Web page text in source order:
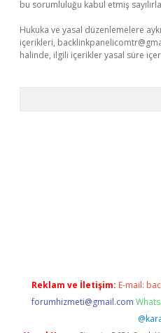
bu sorumluluğu kabul etmiş
Hukuka ve yasal düzenlemelere
içerikleri,
halinde, ilgili içerikler yasal süre
Reklam ve İletişim: E-mail:
forumhizmeti@gmail.com